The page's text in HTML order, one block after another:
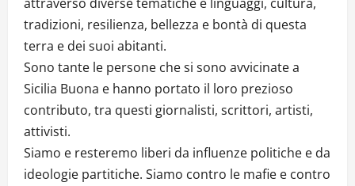
tradizioni, resilienza, bellezza e bontà di questa
terra e dei suoi abitanti.
Sono tante le persone che si sono avvicinate a
Sicilia Buona e hanno portato il loro prezioso
contributo, tra questi giornalisti, scrittori, artisti,
attivisti.
Siamo e resteremo liberi da influenze politiche e da
ideologie partitiche. Siamo contro le mafie e contro